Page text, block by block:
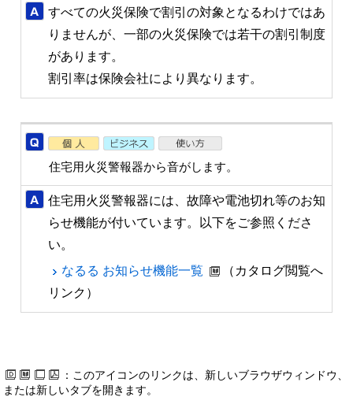
すべての火災保険で割引の対象となるわけではあ
りませんが、一部の火災保険では若干の割引制度
があります。
割引率は保険会社により異なります。
住宅用火災警報器から音がします。
住宅用火災警報器には、故障や電池切れ等のお知
らせ機能が付いています。以下をご参照くださ
い。
なるる お知らせ機能一覧
（カタログ閲覧へ
リンク）
：このアイコンのリンクは、新しいブラウザウィンドウ、
または新しいタブを開きます。